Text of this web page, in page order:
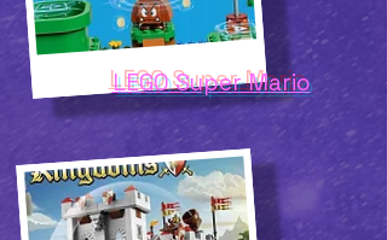
LEGO Super Mario